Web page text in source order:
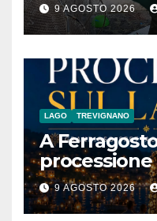
Contadino
9 AGOSTO 2026
LAGO TREVIGNANO
A
9 AGOSTO 2026